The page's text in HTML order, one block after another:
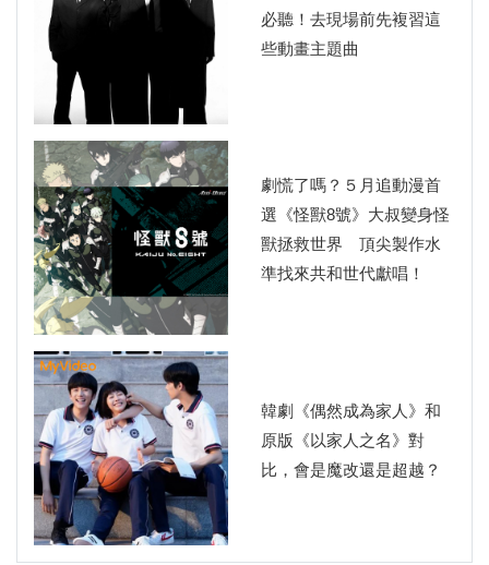
必聽！去現場前先複習這
些動畫主題曲
劇慌了嗎？５月追動漫首
選《怪獸8號》大叔變身怪
獸拯救世界 頂尖製作水
準找來共和世代獻唱！
韓劇《偶然成為家人》和
原版《以家人之名》對
比，會是魔改還是超越？